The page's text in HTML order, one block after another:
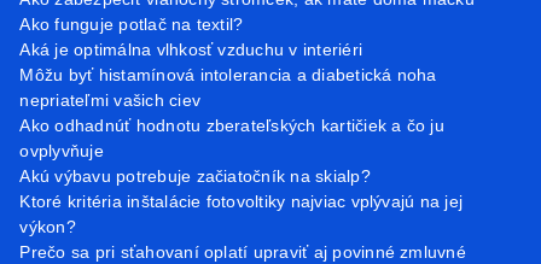
Ako funguje potlač na textil?
Aká je optimálna vlhkosť vzduchu v interiéri
Môžu byť histamínová intolerancia a diabetická noha
nepriateľmi vašich ciev
Ako odhadnúť hodnotu zberateľských kartičiek a čo ju
ovplyvňuje
Akú výbavu potrebuje začiatočník na skialp?
Ktoré kritéria inštalácie fotovoltiky najviac vplývajú na jej
výkon?
Prečo sa pri sťahovaní oplatí upraviť aj povinné zmluvné